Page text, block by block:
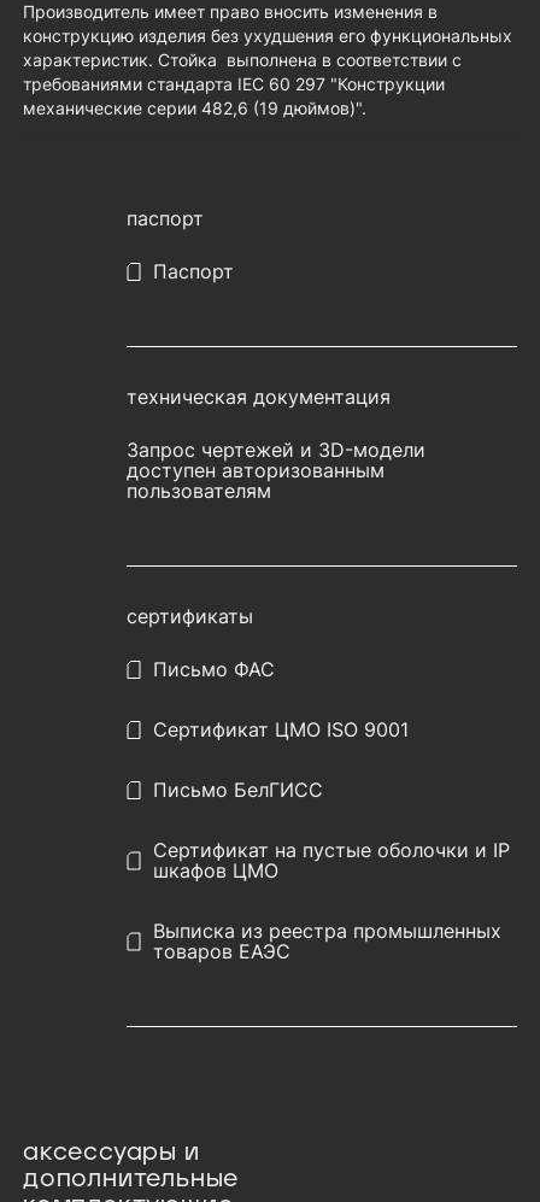
Производитель имеет право вносить изменения в
конструкцию изделия без ухудшения его функциональных
характеристик. Стойка выполнена в соответствии с
требованиями стандарта IEC 60 297 "Конструкции
механические серии 482,6 (19 дюймов)".
паспорт
Паспорт
техническая документация
Запрос чертежей и 3D-модели
доступен авторизованным
пользователям
сертификаты
Письмо ФАС
Сертификат ЦМО ISO 9001
Письмо БелГИСС
Сертификат на пустые оболочки и IP
шкафов ЦМО
Выписка из реестра промышленных
товаров ЕАЭС
аксессуары и
дополнительные